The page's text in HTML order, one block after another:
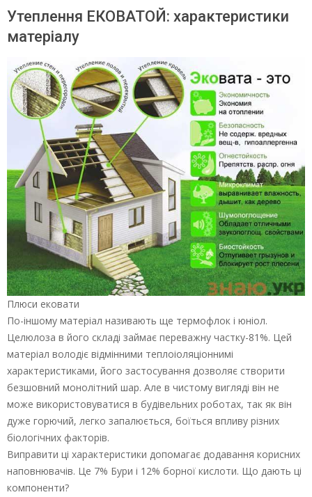
Утеплення ЕКОВАТОЙ: характеристики
матеріалу
Плюси ековати
По-іншому матеріал називають ще термофлок і юніол.
Целюлоза в його складі займає переважну частку-81%. Цей
матеріал володіє відмінними теплоіоляціоннимі
характеристиками, його застосування дозволяє створити
безшовний монолітний шар. Але в чистому вигляді він не
може використовуватися в будівельних роботах, так як він
дуже горючий, легко запалюється, боїться впливу різних
біологічних факторів.
Виправити ці характеристики допомагає додавання корисних
наповнювачів. Це 7% Бури і 12% борної кислоти. Що дають ці
компоненти?